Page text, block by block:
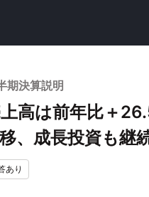
期決算説明
高は前年比＋
、成長投資も継
あり